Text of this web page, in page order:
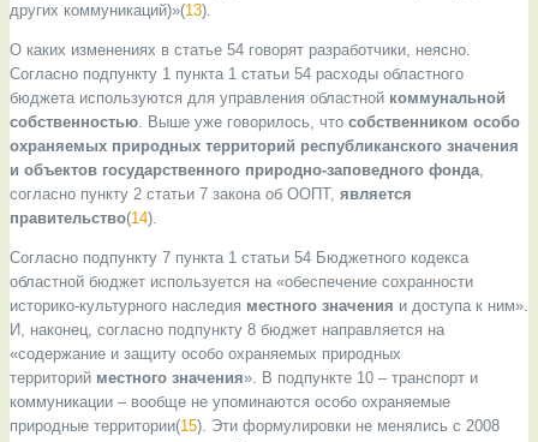
других коммуникаций)»(13).
О каких изменениях в статье 54 говорят разработчики, неясно.
Согласно подпункту 1 пункта 1 статьи 54 расходы областного
бюджета используются для управления областной коммунальной
собственностью. Выше уже говорилось, что собственником особо
охраняемых природных территорий республиканского значения
и объектов государственного природно-заповедного фонда,
согласно пункту 2 статьи 7 закона об ООПТ, является
правительство(14).
Согласно подпункту 7 пункта 1 статьи 54 Бюджетного кодекса
областной бюджет используется на «обеспечение сохранности
историко-культурного наследия местного значения и доступа к ним».
И, наконец, согласно подпункту 8 бюджет направляется на
«содержание и защиту особо охраняемых природных
территорий местного значения». В подпункте 10 – транспорт и
коммуникации – вообще не упоминаются особо охраняемые
природные территории(15). Эти формулировки не менялись с 2008